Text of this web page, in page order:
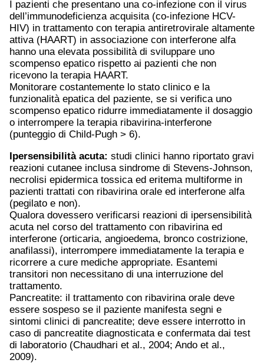
I pazienti che presentano una co-infezione con il virus
dell’immunodeficienza acquisita (co-infezione HCV-
HIV) in trattamento con terapia antiretrovirale altamente
attiva (HAART) in associazione con interferone alfa
hanno una elevata possibilità di sviluppare uno
scompenso epatico rispetto ai pazienti che non
ricevono la terapia HAART.
Monitorare costantemente lo stato clinico e la
funzionalità epatica del paziente, se si verifica uno
scompenso epatico ridurre immediatamente il dosaggio
o interrompere la terapia ribavirina-interferone
(punteggio di Child-Pugh > 6).
Ipersensibilità acuta: studi clinici hanno riportato gravi
reazioni cutanee inclusa sindrome di Stevens-Johnson,
necrolisi epidermica tossica ed eritema multiforme in
pazienti trattati con ribavirina orale ed interferone alfa
(pegilato e non).
Qualora dovessero verificarsi reazioni di ipersensibilità
acuta nel corso del trattamento con ribavirina ed
interferone (orticaria, angioedema, bronco costrizione,
anafilassi), interrompere immediatamente la terapia e
ricorrere a cure mediche appropriate. Esantemi
transitori non necessitano di una interruzione del
trattamento.
Pancreatite: il trattamento con ribavirina orale deve
essere sospeso se il paziente manifesta segni e
sintomi clinici di pancreatite; deve essere interrotto in
caso di pancreatite diagnosticata e confermata dai test
di laboratorio (Chaudhari et al., 2004; Ando et al.,
2009).